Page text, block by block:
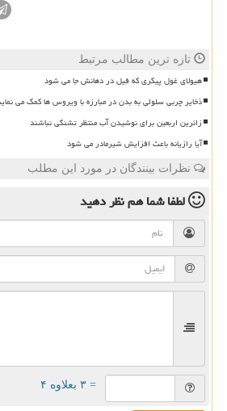
تازه ترین مطالب مرتبط
هیولای غول پیکری که فیل در دهانش جا می شود
ذخایر چربی سلولی به بدن در مبارزه با ویروس ها کمک می
زائرین اربعین برای نوشیدن آب منتظر تشنگی نباشند
آیا رازیانه باعث افزایش شیرمادر می شود
نظرات بینندگان در مورد این مطلب
لطفا شما همنظر دهید
= ۳ بعلاوه ۴